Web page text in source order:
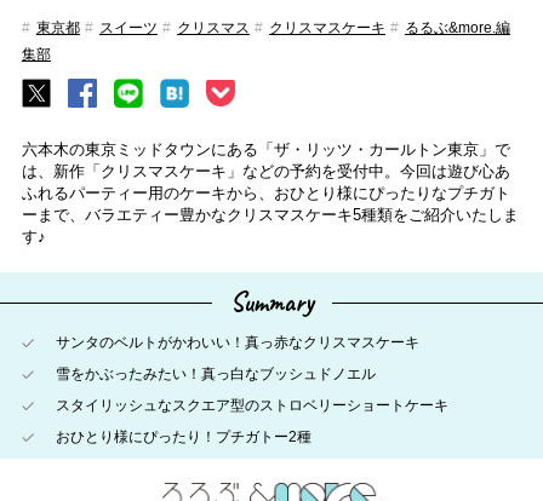
東京都 スイーツ クリスマス クリスマスケーキ
るるぶ&more.編
集部
六本木の東京ミッドタウンにある「ザ・リッツ・カールトン東京」で
は、新作「クリスマスケーキ」などの予約を受付中。今回は遊び心あ
ふれるパーティー用のケーキから、おひとり様にぴったりなプチガト
ーまで、バラエティー豊かなクリスマスケーキ5種類をご紹介いたしま
す♪
Summary
サンタのベルトがかわいい！真っ赤なクリスマスケーキ
雪をかぶったみたい！真っ白なブッシュドノエル
スタイリッシュなスクエア型のストロベリーショートケーキ
おひとり様にぴったり！プチガトー2種